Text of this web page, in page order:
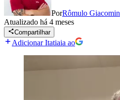
PorRômulo Giacomin
Atualizado há 4 meses
Compartilhar
Adicionar Itatiaia ao